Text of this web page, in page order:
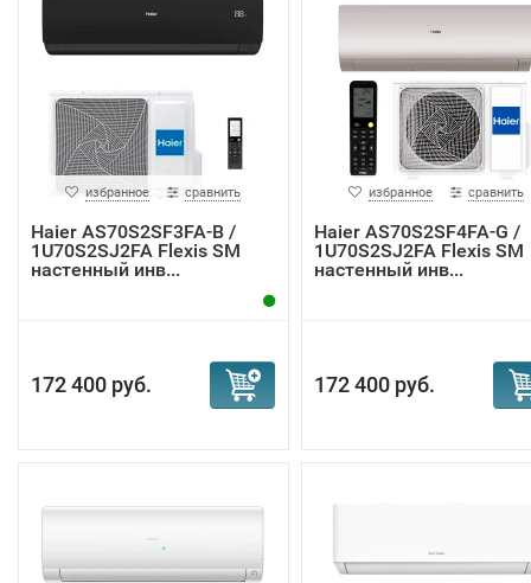
избранное сравнить
Haier AS70S2SF3FA-B /
1U70S2SJ2FA Flexis SM
настенный инв...
172 400 руб.
избранное сравнить
Haier AS70S2SF4FA-G /
1U70S2SJ2FA Flexis SM
настенный инв...
172 400 руб.